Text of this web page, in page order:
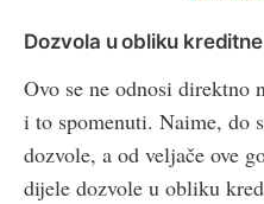
Dozvola u obliku
Ovo se ne odnosi direktno
i to spomenuti. Naime, do
dozvole, a od veljače ove
dijele dozvole u obliku